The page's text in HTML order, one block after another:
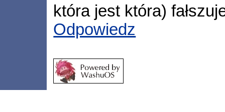
która jest która)
Odpowiedz